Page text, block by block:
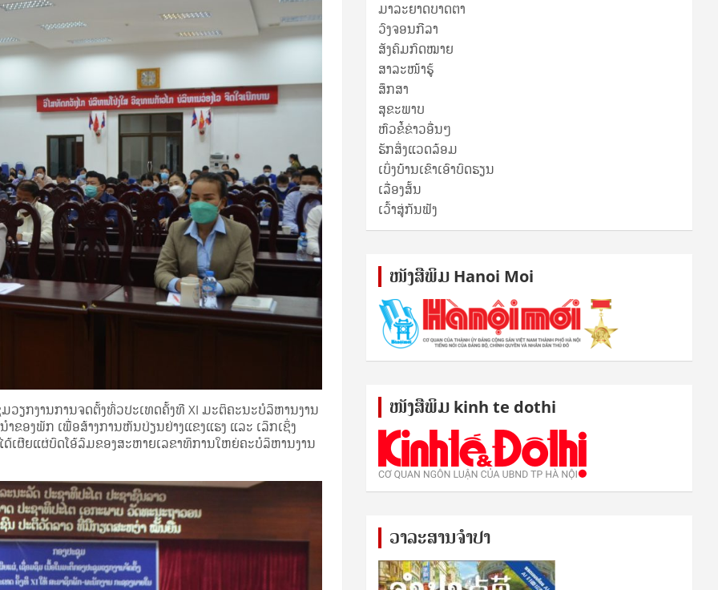
ຽກງານການຈດຕັ້ງທົ່ວປະເທດຄັ້ງທີ XI ມະຕິຄະນະບໍລິຫານງານ
ອງພັກ ເພື່ອສ້າງການຫັນປ່ຽນຢ່າງແຂງແຮງ ແລະ ເລິກເຊິ່ງ
ເຜີຍແຜ່ບົດໂອ້ລົມຂອງສະຫາຍເລຂາທິການໃຫຍ່ຄະບໍລິຫານງານ
ມາລະຍາດບາດຕາ
ວົງຈອນກີລາ
ສັງຄົມກົດໝາຍ
ສາລະໜ້າຮູ້
ສຶກສາ
ສຸ​ຂະ​ພາບ
ຫົວຂໍ້ຂ່າວອື່ນໆ
ຮັກສິ່ງແວດລ້ອມ
ເບິ່ງບ້ານເຂົາເອົາບົດຮຽນ
ເລື່ອງສັ້ນ
ເວົ້າສູ່ກັນຟັງ
ໜັງ​ສື​ພິມ Hanoi Moi
ໜັງ​ສື​ພິມ kinh te dothi
ວາລະສານຈຳປາ